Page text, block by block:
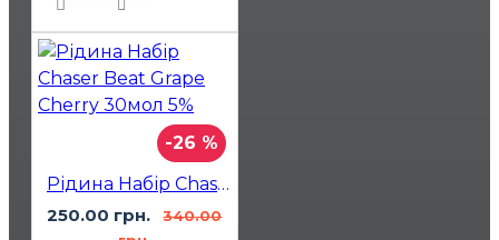
-26 %
Рідина Набір Chaser Beat Grape Cherry 30мол 5%
250.00 грн.
340.00